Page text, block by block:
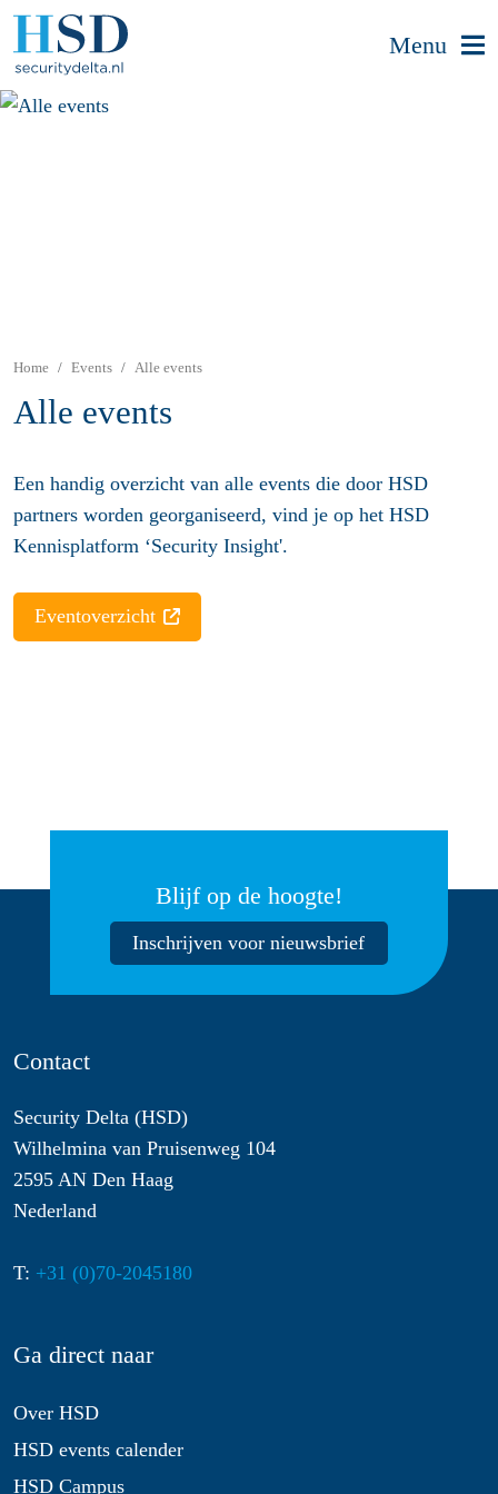
Menu
Home Events Alle events
Alle events
Een handig overzicht van alle events die door HSD
partners worden georganiseerd, vind je op het HSD
Kennisplatform ‘Security Insight'.
Eventoverzicht
Blijf op de hoogte!
Inschrijven voor nieuwsbrief
Contact
Security Delta (HSD)
Wilhelmina van Pruisenweg 104
2595 AN Den Haag
Nederland
T: +31 (0)70-2045180
Ga direct naar
Over HSD
HSD events calender
HSD Campus